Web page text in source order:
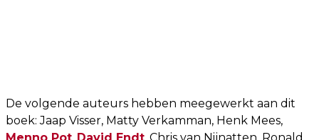
De volgende auteurs hebben meegewerkt aan dit
boek: Jaap Visser, Matty Verkamman, Henk Mees,